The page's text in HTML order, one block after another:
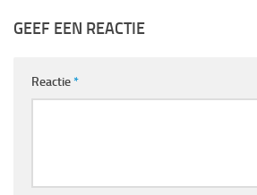
GEEF EEN REACTIE
Reactie*